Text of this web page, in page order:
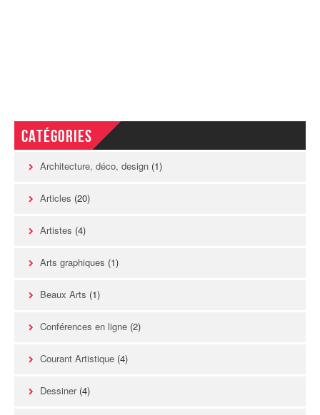
Catégories
Architecture, déco, design (1)
Articles (20)
Artistes (4)
Arts graphiques (1)
Beaux Arts (1)
Conférences en ligne (2)
Courant Artistique (4)
Dessiner(4)